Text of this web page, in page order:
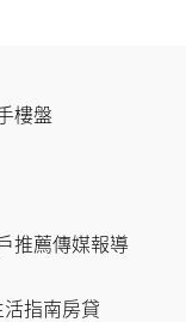
樓盤
推薦傳媒報導
活指南房貸